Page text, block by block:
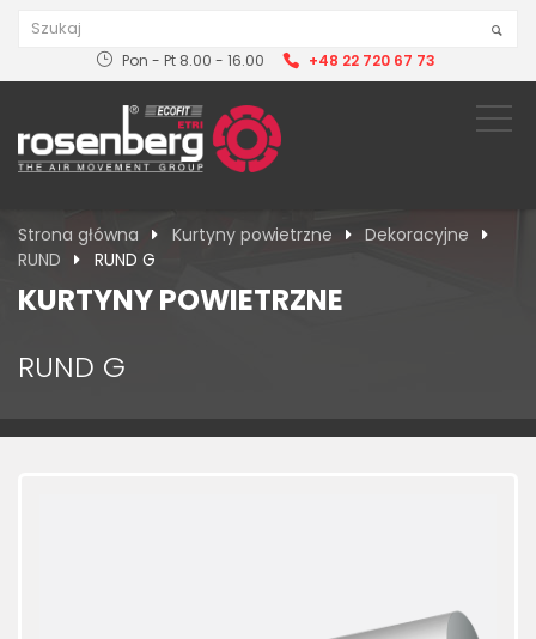
Pon - Pt 8.00 - 16.00 +48 22 720 67 73
Strona główna Kurtyny powietrzne
Dekoracyjne
RUND
RUND G
KURTYNY POWIETRZNE
RUND G